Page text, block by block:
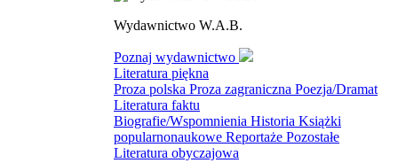
Wydawnictwo W.A.B.
Poznaj wydawnictwo
Literatura piękna
Proza polska Proza zagraniczna Poezja/Dramat
Literatura faktu
Biografie/Wspomnienia Historia Książki
popularnonaukowe Reportaże Pozostałe
Literatura obyczajowa